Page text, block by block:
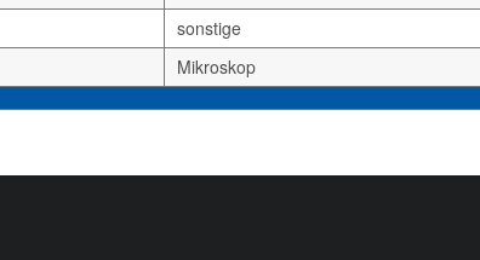
sonstige
Mikroskop